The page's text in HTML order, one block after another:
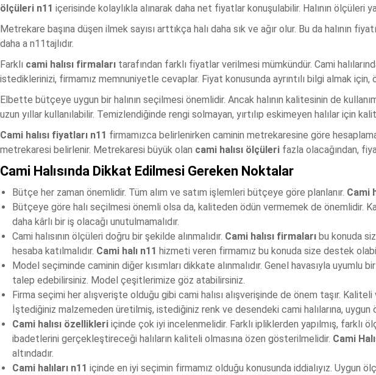
ölçüleri n11 içerisinde kolaylıkla alınarak daha net fiyatlar konuşulabilir. Halının ölçüleri
Metrekare başına düşen ilmek sayısı arttıkça halı daha sık ve ağır olur. Bu da halının
daha a n11tajlıdır.
Farklı cami halısı firmaları tarafından farklı fiyatlar verilmesi mümkündür. Cami
istediklerinizi, firmamız memnuniyetle cevaplar. Fiyat konusunda ayrıntılı bilgi almak için,
Elbette bütçeye uygun bir halının seçilmesi önemlidir. Ancak halının kalitesinin de
uzun yıllar kullanılabilir. Temizlendiğinde rengi solmayan, yırtılıp eskimeyen halılar için
Cami halısı fiyatları n11 firmamızca belirlenirken caminin metrekaresine göre
metrekaresi belirlenir. Metrekaresi büyük olan cami halısı ölçüleri fazla olacağından,
Cami Halısında Dikkat Edilmesi Gereken Noktalar
Bütçe her zaman önemlidir. Tüm alım ve satım işlemleri bütçeye göre planlanır. Cami
Bütçeye göre halı seçilmesi önemli olsa da, kaliteden ödün vermemek de önemlidir.
daha kârlı bir iş olacağı unutulmamalıdır.
Cami halısının ölçüleri doğru bir şekilde alınmalıdır. Cami halısı firmaları bu konuda
hesaba katılmalıdır. Cami halı n11 hizmeti veren firmamız bu konuda size destek
Model seçiminde caminin diğer kısımları dikkate alınmalıdır. Genel havasıyla
talep edebilirsiniz. Model çeşitlerimize göz atabilirsiniz.
Firma seçimi her alışverişte olduğu gibi cami halısı alışverişinde de önem taşır.
İştediğiniz malzemeden üretilmiş, istediğiniz renk ve desendeki cami halılarına, uygun
Cami halısı özellikleri içinde çok iyi incelenmelidir. Farklı ipliklerden yapılmış, farklı
ibadetlerini gerçekleştireceği halıların kaliteli olmasına özen gösterilmelidir. Cami
altındadır.
Cami halıları n11 içinde en iyi seçimin firmamız olduğu konusunda iddialıyız. Uygun